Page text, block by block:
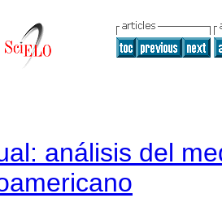
análisis del